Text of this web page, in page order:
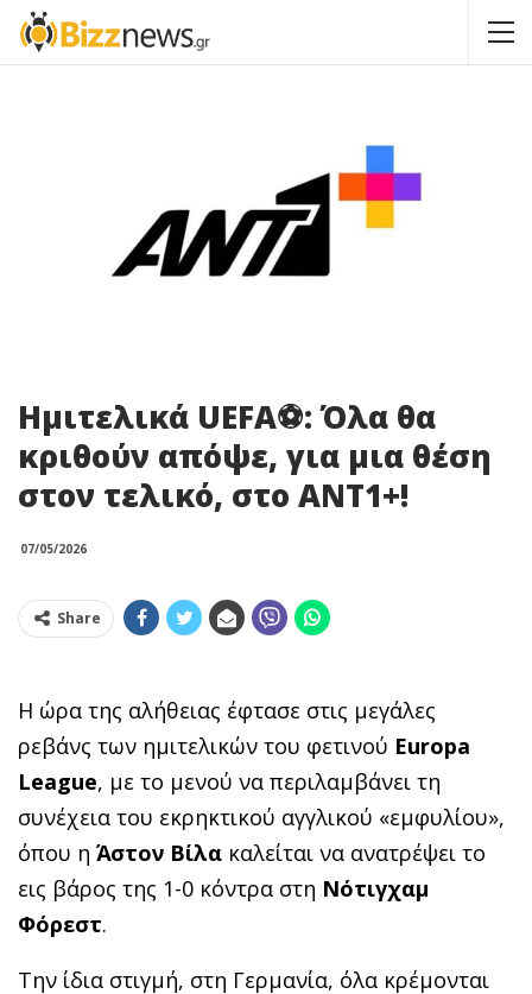
Ημιτελικά UEFA⚽: Όλα θα
κριθούν απόψε, για μια θέση
στον τελικό, στο ΑΝΤ1+!
07/05/2026
Share
Η ώρα της αλήθειας έφτασε στις μεγάλες
ρεβάνς των ημιτελικών του φετινού Europa
League, με το μενού να περιλαμβάνει τη
συνέχεια του εκρηκτικού αγγλικού «εμφυλίου»,
όπου η Άστον Βίλα καλείται να ανατρέψει το
εις βάρος της 1-0 κόντρα στη Νότιγχαμ
Φόρεστ.
Την ίδια στιγμή, στη Γερμανία, όλα κρέμονται